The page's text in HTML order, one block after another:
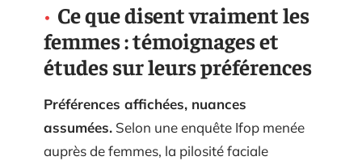
Ce que disent vraiment les
femmes : témoignages et
études sur leurs préférences
Préférences affichées, nuances
assumées. Selon une enquête Ifop menée
auprès de femmes, la pilosité faciale